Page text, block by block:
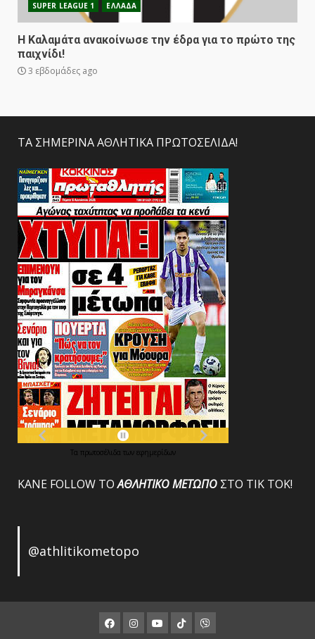
SUPER LEAGUE 1 ΕΛΛΑΔΑ
Η Καλαμάτα ανακοίνωσε την έδρα για το πρώτο της
παιχνίδι!
3 εβδομάδες ago
ΤΑ ΣΗΜΕΡΙΝΑ ΑΘΛΗΤΙΚΑ ΠΡΩΤΟΣΕΛΙΔΑ!
Τα πρωτοσέλιδα των εφημερίδων
ΚΑΝΕ FOLLOW ΤΟΑΘΛΗΤΙΚΟΜΕΤΩΠΟ ΣΤΟ ΤΙΚ ΤΟΚ!
@athlitikometopo
Facebook
Instagram
Youtube
ΤΙΚ
Viber